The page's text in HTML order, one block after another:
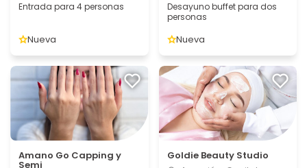
Entrada para 4 personas
Nueva
Desayuno buffet para dos
personas
Nueva
Amano Go Capping y
Semi
Goldie Beauty Studio